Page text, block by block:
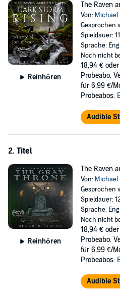
the ever-present rage that burns
employed by the mysterious sage
Chameleon, a runaway
psychic powers. Their meeting,
riddle Chameleon carries will
but the fate of the entire world.
Hundreds of miles away, Macklore,
has been dispatched to the volatile
sight of princess Lydia, Macklore
supports Lydia’s family, he is
working to raise the psychotic
few allies, Macklore must use his
keep Dragomir from the crown and
Racing towards Gallanse, Kildare
saving Macklore’s life, extracting
responsible for their betrayal.
©2021 Michael K. Falciani (P)2022
Reinhören
The Raven
Von: Michael
Gesprochen
Spieldauer:
Sprache:
Noch nicht
18,94 €
Probeabo.
für 6,99 €/
Probeabos.
Audible
2. Titel
Reinhören
The Raven
Von: Michael
Gesprochen
Spieldauer:
Sprache:
Noch nicht
18,94 €
Probeabo.
für 6,99 €/
Probeabos.
Audible